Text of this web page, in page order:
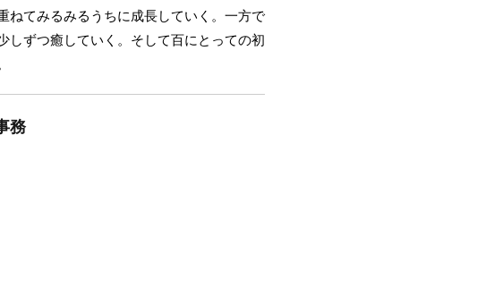
ねてみるみるうちに成長していく。一方で
しずつ癒していく。そして百にとっての初
務